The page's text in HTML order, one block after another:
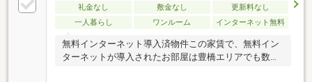
礼金なし 敷金なし
更新料なし
一人暮らし
ワンルーム インターネット無料
無料インターネット導入済物件この家賃で、無料イン
ターネットが導入されたお部屋は豊橋エリアでも数少